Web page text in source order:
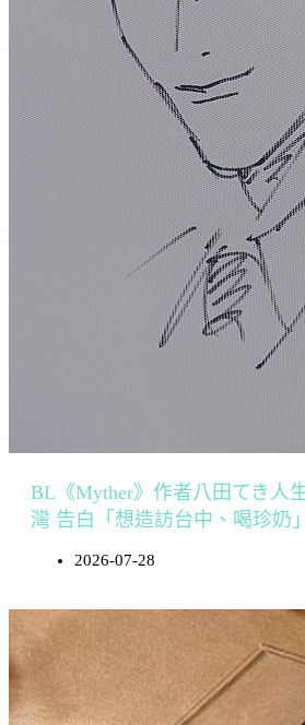
BL《Myther》作者八田てき人
灣 告白「想造訪台中、喝珍奶」
2026-07-28